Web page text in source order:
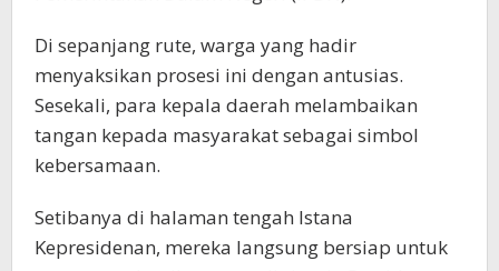
Di sepanjang rute, warga yang hadir
menyaksikan prosesi ini dengan antusias.
Sesekali, para kepala daerah melambaikan
tangan kepada masyarakat sebagai simbol
kebersamaan.
Setibanya di halaman tengah Istana
Kepresidenan, mereka langsung bersiap untuk